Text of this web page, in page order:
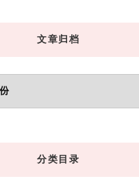
文章归档
分类目录